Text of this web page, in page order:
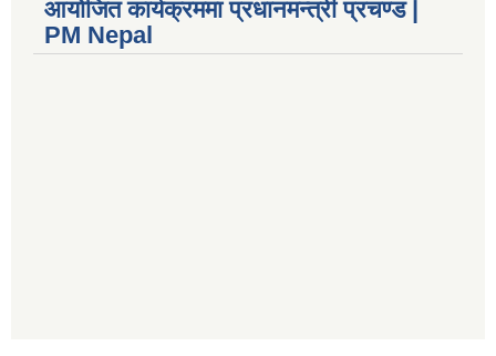
आयोजित कार्यक्रममा प्रधानमन्त्री प्रचण्ड |
PM Nepal